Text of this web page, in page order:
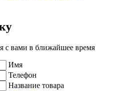
с вами в ближайшее время
Имя
Телефон
Название товара